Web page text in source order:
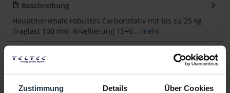
Zustimmung Details Über Cookies
Beschreibung
Hauptmerkmale robustes Carbonstativ mit bis zu 25 kg
Traglast 100 mm-Nivellierung 15+0... mehr
Zubehör